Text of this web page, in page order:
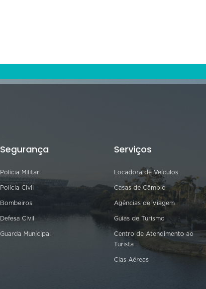
Segurança
Polícia Militar
Polícia Civil
Bombeiros
Defesa Civil
Guarda Municipal
Serviços
Locadora de Veículos
Casas de Câmbio
Agências de Viagem
Guias de Turismo
Centro de Atendimento ao
Turista
Cias Aéreas